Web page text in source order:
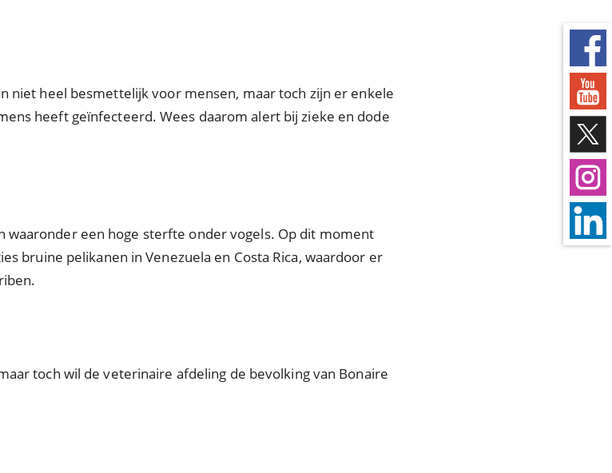
niet heel besmettelijk voor mensen, maar toch zijn er enkele
heeft geïnfecteerd. Wees daarom alert bij zieke en dode
waaronder een hoge sterfte onder vogels. Op dit moment
bruine pelikanen in Venezuela en Costa Rica, waardoor er
toch wil de veterinaire afdeling de bevolking van Bonaire